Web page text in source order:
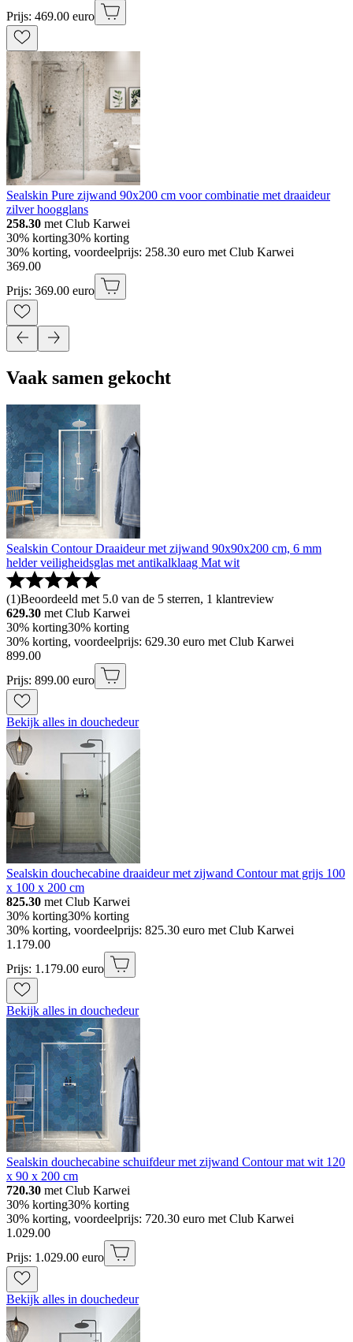
Prijs: 469.00 euro
Sealskin Pure zijwand 90x200 cm voor combinatie met draaideur
zilver hoogglans
258.30 met Club Karwei
30% korting30% korting
30% korting, voordeelprijs: 258.30 euro met Club Karwei
369.00
Prijs: 369.00 euro
Vaak samen gekocht
Sealskin Contour Draaideur met zijwand 90x90x200 cm, 6 mm
helder veiligheidsglas met antikalklaag Mat wit
(1)Beoordeeld met 5.0 van de 5 sterren, 1 klantreview
629.30 met Club Karwei
30% korting30% korting
30% korting, voordeelprijs: 629.30 euro met Club Karwei
899.00
Prijs: 899.00 euro
Bekijk alles in douchedeur
Sealskin douchecabine draaideur met zijwand Contour mat grijs 100
x 100 x 200 cm
825.30 met Club Karwei
30% korting30% korting
30% korting, voordeelprijs: 825.30 euro met Club Karwei
1 .179.00
Prijs: 1.179.00 euro
Bekijk alles in douchedeur
Sealskin douchecabine schuifdeur met zijwand Contour mat wit 120
x 90 x 200 cm
720.30 met Club Karwei
30% korting30% korting
30% korting, voordeelprijs: 720.30 euro met Club Karwei
1 .029.00
Prijs: 1.029.00 euro
Bekijk alles in douchedeur